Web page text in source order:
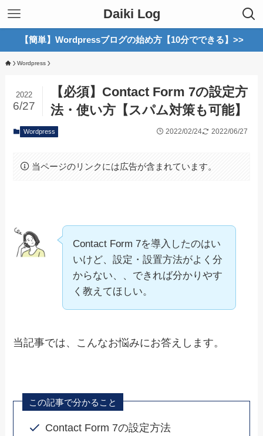
Daiki Log
【簡単】Wordpressブログの始め方【10分でできる】>>
Wordpress
【必須】Contact Form 7の設定方
法・使い方【スパム対策も可能】
2022
6/27
Wordpress 2022/02/24 2022/06/27
当ページのリンクには広告が含まれています。
Contact Form 7を導入したのはい
いけど、設定・設置方法がよく分
からない、、できれば分かりやす
く教えてほしい。
当記事では、こんなお悩みにお答えします。
この記事で分かること
Contact Form 7の設定方法